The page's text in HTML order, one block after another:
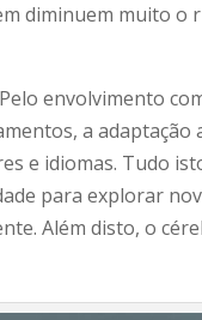
diminuem muito o
envolvimento
a
e idiomas. Tudo
para explorar
Além disto, o